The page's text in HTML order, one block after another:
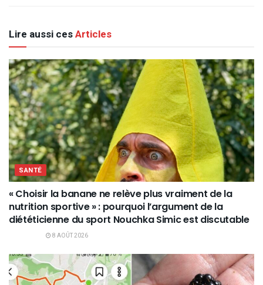
Lire aussi cesArticles
SANTÉ
« Choisir la banane ne relève plus vraiment de la
nutrition sportive » : pourquoi l’argument de la
diététicienne du sport Nouchka Simic est discutable
8 AOÛT 2026